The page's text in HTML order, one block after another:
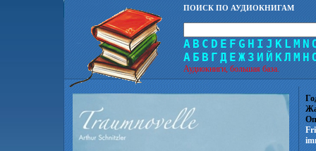
ПОИСК ПО АУДИОКНИГАМ
A B C D E F G H I J K L M N
А Б В Г Д Е Ж З И Й КЛ М Н
Аудиокниги, большая база.